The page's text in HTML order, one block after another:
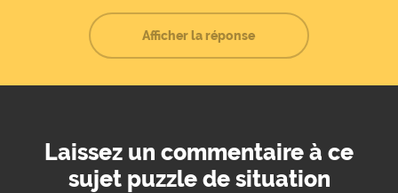
Afficher la réponse
Laissez un commentaire à ce
sujet puzzle de situation